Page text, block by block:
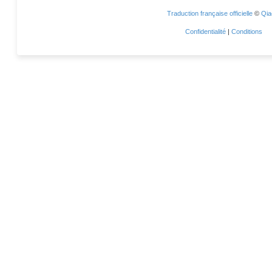
Traduction française officielle©
Confidentialité | Conditions